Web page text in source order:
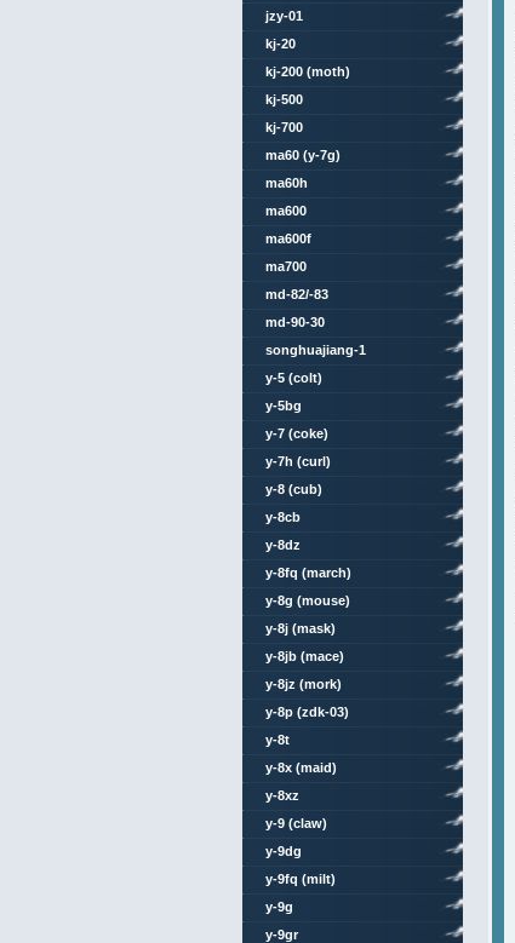
jzy-01
kj-20
kj-200 (moth)
kj-500
kj-700
ma60 (y-7g)
ma60h
ma600
ma600f
ma700
md-82/-83
md-90-30
songhuajiang-1
y-5 (colt)
y-5bg
y-7 (coke)
y-7h (curl)
y-8 (cub)
y-8cb
y-8dz
y-8fq (march)
y-8g (mouse)
y-8j (mask)
y-8jb (mace)
y-8jz (mork)
y-8p (zdk-03)
y-8t
y-8x (maid)
y-8xz
y-9 (claw)
y-9dg
y-9fq (milt)
y-9g
y-9gr